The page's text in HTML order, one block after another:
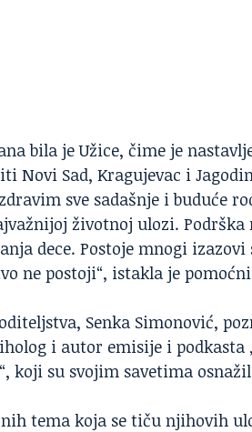
bila je Užice, čime je
Novi Sad, Kragujevac i
sve sadašnje i buduće
životnoj ulozi.
dece. Postoje mnogi izazovi
ne postoji“, istakla je
Senka Simonović,
i autor emisije i podkasta
koji su svojim savetima
tema koja se tiču njihovih